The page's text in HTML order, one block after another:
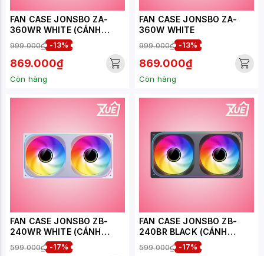
FAN CASE JONSBO ZA-
360WR WHITE (CÁNH
NGƯỢC)
999.000₫ -13%
869.000₫
Còn hàng
FAN CASE JONSBO ZA-
360W WHITE
999.000₫ -13%
869.000₫
Còn hàng
FAN CASE JONSBO ZB-
240WR WHITE (CÁNH
NGƯỢC)
599.000₫ -17%
FAN CASE JONSBO ZB-
240BR BLACK (CÁNH
NGƯỢC)
599.000₫ -17%